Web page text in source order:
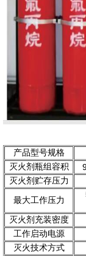
产品型号规格
灭火剂瓶组容积
灭火剂贮存压力
最大工作压力
灭火剂充装密度
工作启动电源
灭火技术方式